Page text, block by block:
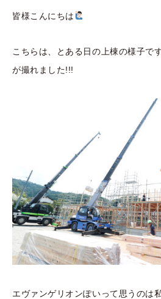
皆様こんにちは
こちらは、とある日の上棟の様子で
が撮れました!!!
エヴァンゲリオンぽいって思うのは